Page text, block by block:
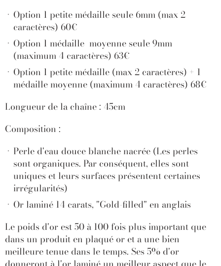
Option 1 petite médaille seule 6mm (max 2
caractères) 60€
Option 1 médaille moyenne seule 9mm
(maximum 4 caractères) 63€
Option 1 petite médaille (max 2 caractères) + 1
médaille moyenne (maximum 4 caractères) 68€
Longueur de la chaîne : 45cm
Composition :
Perle d'eau douce blanche nacrée (Les perles
sont organiques. Par conséquent, elles sont
uniques et leurs surfaces présentent certaines
irrégularités)
Or laminé 14 carats, "Gold-filled" en anglais
Le poids d'or est 50 à 100 fois plus important que
dans un produit en plaqué or et a une bien
meilleure tenue dans le temps. Ses 5% d'or